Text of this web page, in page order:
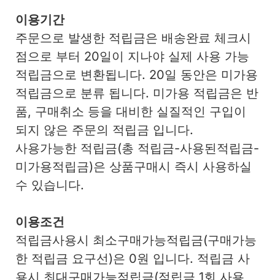
이용기간
주문으로 발생한 적립금은 배송완료 체크시
점으로 부터 20일이 지나야 실제 사용 가능
적립금으로 변환됩니다. 20일 동안은 미가용
적립금으로 분류 됩니다. 미가용 적립금은 반
품, 구매취소 등을 대비한 실질적인 구입이
되지 않은 주문의 적립금 입니다.
사용가능한 적립금(총 적립금-사용된적립금-
미가용적립금)은 상품구매시 즉시 사용하실
수 있습니다.
이용조건
적립금사용시 최소구매가능적립금(구매가능
한 적립금 요구선)은 0원 입니다. 적립금 사